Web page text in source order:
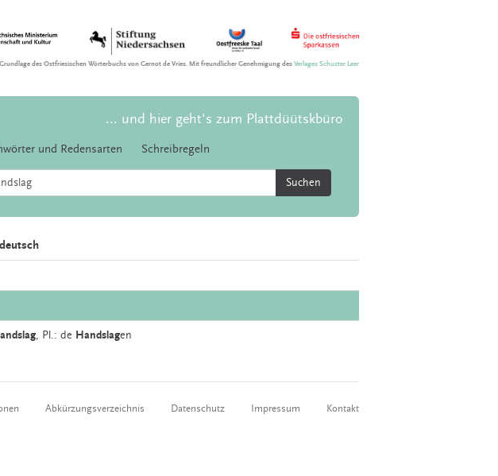
des Ostfriesischen Wörterbuchs von Gernot de Vries. Mit freundlicher Genehmigung desVerlages Schuster Leer
... und hier geht's zum Plattdüütskbüro
und Redensarten Schreibregeln
Suchen
, Pl.: de Handslagen
Abkürzungsverzeichnis Datenschutz Impressum Kontakt